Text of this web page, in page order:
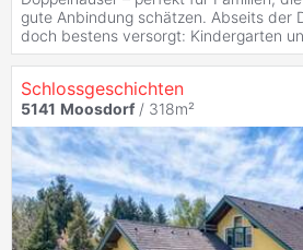
gute Anbindung schätzen. Abseits der
doch bestens versorgt: Kindergarten
Schlossgeschichten
5141 Moosdorf / 318m²